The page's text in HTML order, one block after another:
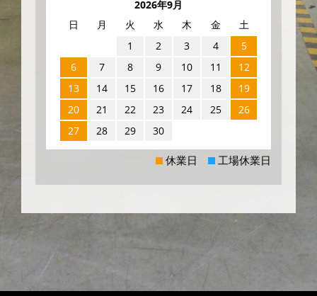
2026年9月
日
月 火 水 木 金
土
1
2 3 4
5
6
7 8 9 10 11
12
13
14 15 16 17 18
19
20
21 22 23 24 25
26
27
28 29 30
休業日 工場休業日